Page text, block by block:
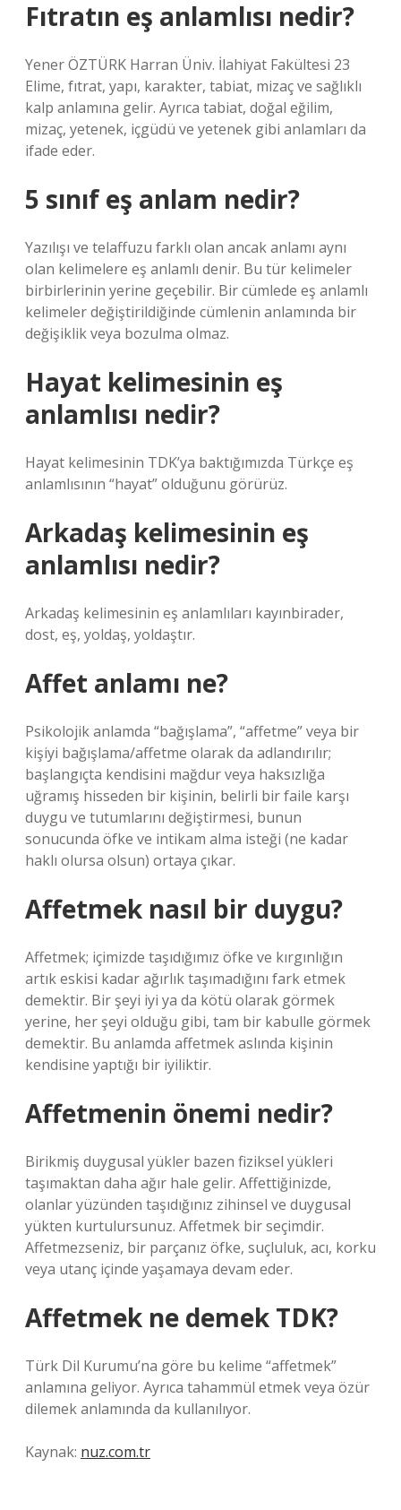
Fıtratın eş anlamlısı nedir?
Yener ÖZTÜRK Harran Üniv. İlahiyat Fakültesi 23
Elime, fıtrat, yapı, karakter, tabiat, mizaç ve sağlıklı
kalp anlamına gelir. Ayrıca tabiat, doğal eğilim,
mizaç, yetenek, içgüdü ve yetenek gibi anlamları da
ifade eder.
5 sınıf eş anlam nedir?
Yazılışı ve telaffuzu farklı olan ancak anlamı aynı
olan kelimelere eş anlamlı denir. Bu tür kelimeler
birbirlerinin yerine geçebilir. Bir cümlede eş anlamlı
kelimeler değiştirildiğinde cümlenin anlamında bir
değişiklik veya bozulma olmaz.
Hayat kelimesinin eş
anlamlısı nedir?
Hayat kelimesinin TDK’ya baktığımızda Türkçe eş
anlamlısının “hayat” olduğunu görürüz.
Arkadaş kelimesinin eş
anlamlısı nedir?
Arkadaş kelimesinin eş anlamlıları kayınbirader,
dost, eş, yoldaş, yoldaştır.
Affet anlamı ne?
Psikolojik anlamda “bağışlama”, “affetme” veya bir
kişiyi bağışlama/affetme olarak da adlandırılır;
başlangıçta kendisini mağdur veya haksızlığa
uğramış hisseden bir kişinin, belirli bir faile karşı
duygu ve tutumlarını değiştirmesi, bunun
sonucunda öfke ve intikam alma isteği (ne kadar
haklı olursa olsun) ortaya çıkar.
Affetmek nasıl bir duygu?
Affetmek; içimizde taşıdığımız öfke ve kırgınlığın
artık eskisi kadar ağırlık taşımadığını fark etmek
demektir. Bir şeyi iyi ya da kötü olarak görmek
yerine, her şeyi olduğu gibi, tam bir kabulle görmek
demektir. Bu anlamda affetmek aslında kişinin
kendisine yaptığı bir iyiliktir.
Affetmenin önemi nedir?
Birikmiş duygusal yükler bazen fiziksel yükleri
taşımaktan daha ağır hale gelir. Affettiğinizde,
olanlar yüzünden taşıdığınız zihinsel ve duygusal
yükten kurtulursunuz. Affetmek bir seçimdir.
Affetmezseniz, bir parçanız öfke, suçluluk, acı, korku
veya utanç içinde yaşamaya devam eder.
Affetmek ne demek TDK?
Türk Dil Kurumu’na göre bu kelime “affetmek”
anlamına geliyor. Ayrıca tahammül etmek veya özür
dilemek anlamında da kullanılıyor.
Kaynak: nuz.com.tr